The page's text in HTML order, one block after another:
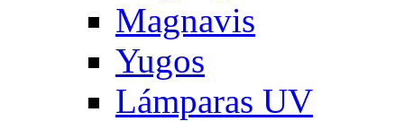
Magnavis
Yugos
Lámparas UV